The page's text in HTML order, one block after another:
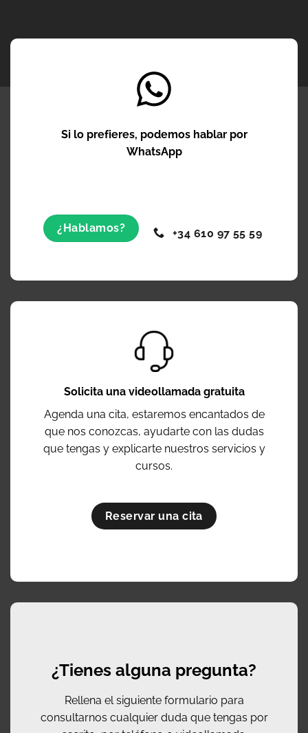
Si lo prefieres, podemos hablar por
WhatsApp
¿Hablamos? +34 610 97 55 59
Solicita una videollamada gratuita
Agenda una cita, estaremos encantados de
que nos conozcas, ayudarte con las dudas
que tengas y explicarte nuestros servicios y
cursos.
Reservar una cita
¿Tienes alguna pregunta?
Rellena el siguiente formulario para
consultarnos cualquier duda que tengas por